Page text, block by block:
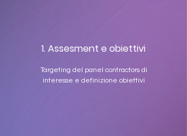
1. Assesment e obiettivi
Targeting del panel contractors di
interesse e definizione obiettivi